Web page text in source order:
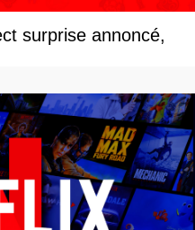
surprise annoncé,